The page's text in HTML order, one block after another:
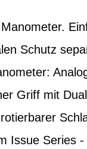
Schutz
Griff mit
Issue Series